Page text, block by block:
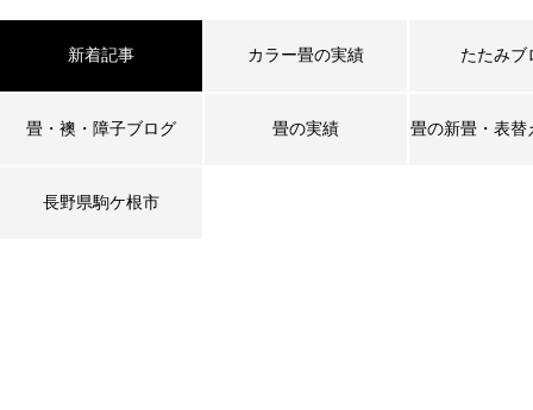
新着記事 カラー畳の実績 たたみブ
畳・襖・障子ブログ 畳の実績 畳の新畳・表替
長野県駒ケ根市